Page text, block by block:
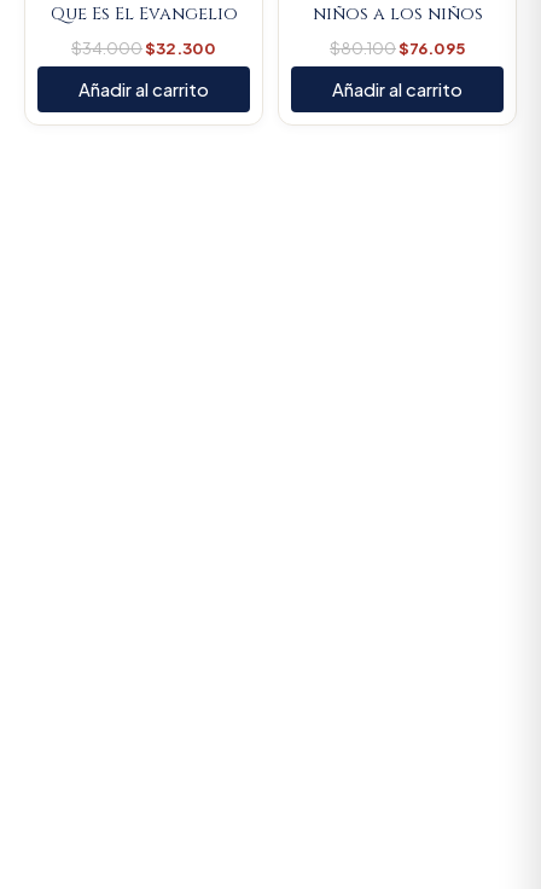
Que Es El Evangelio
$34.000$32.300
Añadir al carrito
niños a los niños
$80.100$76.095
Añadir al carrito